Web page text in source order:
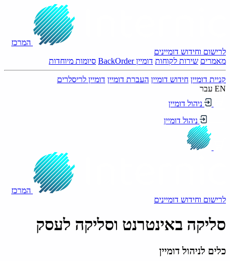
המרכז
לרישום וחידוש דומיינים
מאמרים שירות לקוחות דומיין BackOrder סיומות מיוחדות
קניית דומיין חידוש דומיין העברת דומיין דומיין לריסלרים
EN עבר
ניהול דומיין
ניהול דומיין
המרכז
לרישום וחידוש דומיינים
סליקה באינטרנט וסליקה לעסק
כלים לניהול דומיין